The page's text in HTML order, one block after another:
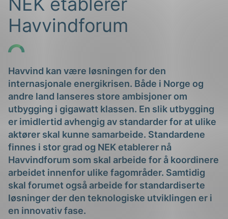
Havvindforum
Havvind kan være løsningen for den
internasjonale energikrisen. Både i Norge og
andre land lanseres store ambisjoner om
utbygging i gigawatt klassen. En slik utbygging
er imidlertid avhengig av standarder for at ulike
aktører skal kunne samarbeide. Standardene
finnes i stor grad og NEK etablerer nå
Havvindforum som skal arbeide for å koordinere
arbeidet innenfor ulike fagområder. Samtidig
skal forumet også arbeide for standardiserte
løsninger der den teknologiske utviklingen er i
en innovativ fase.